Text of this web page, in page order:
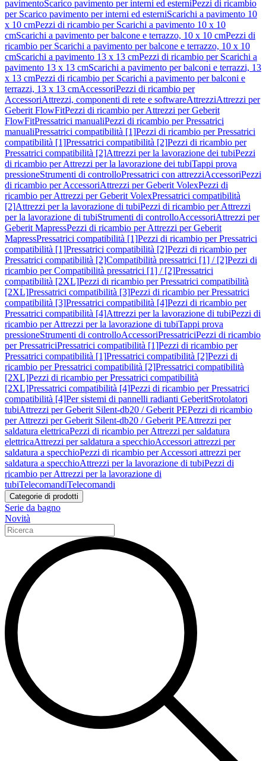
pavimentoScarico pavimento per interni ed esterniPezzi di ricambio
per Scarico pavimento per interni ed esterniScarichi a pavimento 10
x 10 cmPezzi di ricambio per Scarichi a pavimento 10 x 10
cmScarichi a pavimento per balcone e terrazzo, 10 x 10 cmPezzi di
ricambio per Scarichi a pavimento per balcone e terrazzo, 10 x 10
cmScarichi a pavimento 13 x 13 cmPezzi di ricambio per Scarichi a
pavimento 13 x 13 cmScarichi a pavimento per balconi e terrazzi, 13
x 13 cmPezzi di ricambio per Scarichi a pavimento per balconi e
terrazzi, 13 x 13 cmAccessoriPezzi di ricambio per
AccessoriAttrezzi, componenti di rete e softwareAttrezziAttrezzi per
Geberit FlowFitPezzi di ricambio per Attrezzi per Geberit
FlowFitPressatrici manualiPezzi di ricambio per Pressatrici
manualiPressatrici compatibilità [1]Pezzi di ricambio per Pressatrici
compatibilità [1]Pressatrici compatibilità [2]Pezzi di ricambio per
Pressatrici compatibilità [2]Attrezzi per la lavorazione dei tubiPezzi
di ricambio per Attrezzi per la lavorazione dei tubiTappi prova
pressioneStrumenti di controlloPressatrici con attrezziAccessoriPezzi
di ricambio per AccessoriAttrezzi per Geberit VolexPezzi di
ricambio per Attrezzi per Geberit VolexPressatrici compatibilità
[2]Attrezzi per la lavorazione di tubiPezzi di ricambio per Attrezzi
per la lavorazione di tubiStrumenti di controlloAccessoriAttrezzi per
Geberit MapressPezzi di ricambio per Attrezzi per Geberit
MapressPressatrici compatibilità [1]Pezzi di ricambio per Pressatrici
compatibilità [1]Pressatrici compatibilità [2]Pezzi di ricambio per
Pressatrici compatibilità [2]Compatibilità pressatrici [1] / [2]Pezzi di
ricambio per Compatibilità pressatrici [1] / [2]Pressatrici
compatibilità [2XL]Pezzi di ricambio per Pressatrici compatibilità
[2XL]Pressatrici compatibilità [3]Pezzi di ricambio per Pressatrici
compatibilità [3]Pressatrici compatibilità [4]Pezzi di ricambio per
Pressatrici compatibilità [4]Attrezzi per la lavorazione di tubiPezzi di
ricambio per Attrezzi per la lavorazione di tubiTappi prova
pressioneStrumenti di controlloAccessoriPressatriciPezzi di ricambio
per PressatriciPressatrici compatibilità [1]Pezzi di ricambio per
Pressatrici compatibilità [1]Pressatrici compatibilità [2]Pezzi di
ricambio per Pressatrici compatibilità [2]Pressatrici compatibilità
[2XL]Pezzi di ricambio per Pressatrici compatibilità
[2XL]Pressatrici compatibilità [4]Pezzi di ricambio per Pressatrici
compatibilità [4]Per sistemi di pannelli radianti GeberitSrotolatori
tubiAttrezzi per Geberit Silent-db20 / Geberit PEPezzi di ricambio
per Attrezzi per Geberit Silent-db20 / Geberit PEAttrezzi per
saldatura elettricaPezzi di ricambio per Attrezzi per saldatura
elettricaAttrezzi per saldatura a specchioAccessori attrezzi per
saldatura a specchioPezzi di ricambio per Accessori attrezzi per
saldatura a specchioAttrezzi per la lavorazione di tubiPezzi di
ricambio per Attrezzi per la lavorazione di
tubiTelecomandiTelecomandi
Categorie di prodotti
Serie da bagno
Novità